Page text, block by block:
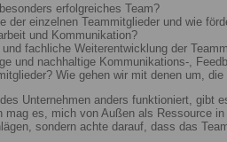
erfolgreiches Team?
der einzelnen Teammitglieder und wie
und Kommunikation?
fachliche Weiterentwicklung der
und nachhaltige Kommunikations-,
Wie gehen wir mit denen um,
Unternehmen anders funktioniert,
es, mich von Außen als Ressource
sondern achte darauf, dass das